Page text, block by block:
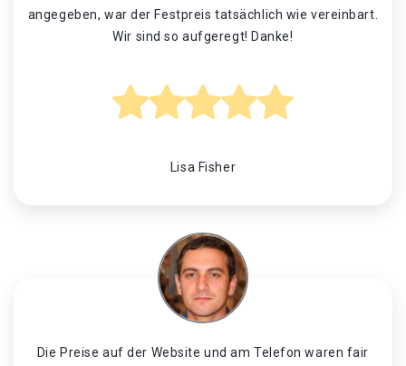
angegeben, war der Festpreis tatsächlich wie vereinbart.
Wir sind so aufgeregt! Danke!
Lisa Fisher
Die Preise auf der Website und am Telefon waren fair